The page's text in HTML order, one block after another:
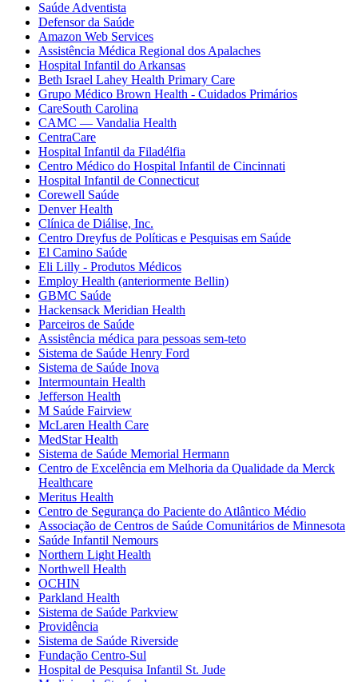
Saúde Adventista
Defensor da Saúde
Amazon Web Services
Assistência Médica Regional dos Apalaches
Hospital Infantil do Arkansas
Beth Israel Lahey Health Primary Care
Grupo Médico Brown Health - Cuidados Primários
CareSouth Carolina
CAMC — Vandalia Health
CentraCare
Hospital Infantil da Filadélfia
Centro Médico do Hospital Infantil de Cincinnati
Hospital Infantil de Connecticut
Corewell Saúde
Denver Health
Clínica de Diálise, Inc.
Centro Dreyfus de Políticas e Pesquisas em Saúde
El Camino Saúde
Eli Lilly - Produtos Médicos
Employ Health (anteriormente Bellin)
GBMC Saúde
Hackensack Meridian Health
Parceiros de Saúde
Assistência médica para pessoas sem-teto
Sistema de Saúde Henry Ford
Sistema de Saúde Inova
Intermountain Health
Jefferson Health
M Saúde Fairview
McLaren Health Care
MedStar Health
Sistema de Saúde Memorial Hermann
Centro de Excelência em Melhoria da Qualidade da Merck
Healthcare
Meritus Health
Centro de Segurança do Paciente do Atlântico Médio
Associação de Centros de Saúde Comunitários de Minnesota
Saúde Infantil Nemours
Northern Light Health
Northwell Health
OCHIN
Parkland Health
Sistema de Saúde Parkview
Providência
Sistema de Saúde Riverside
Fundação Centro-Sul
Hospital de Pesquisa Infantil St. Jude